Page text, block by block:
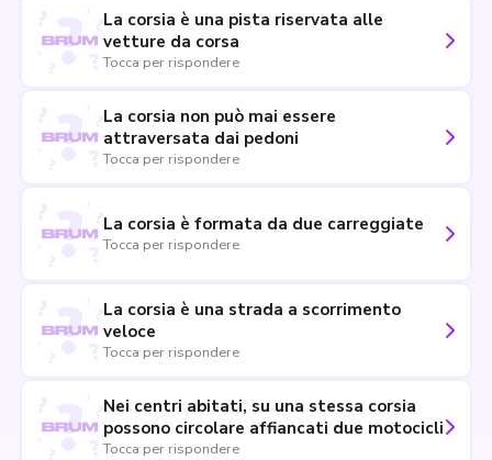
La corsia è una pista riservata alle
vetture da corsa
Tocca per rispondere
La corsia non può mai essere
attraversata dai pedoni
Tocca per rispondere
La corsia è formata da due carreggiate
Tocca per rispondere
La corsia è una strada a scorrimento
veloce
Tocca per rispondere
Nei centri abitati, su una stessa corsia
possono circolare affiancati due motocicli
Tocca per rispondere